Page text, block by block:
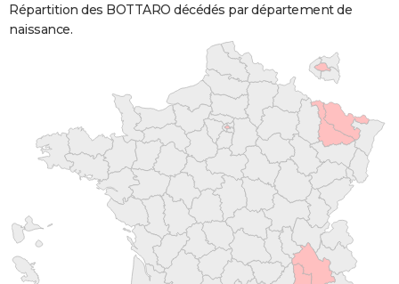
Répartition des BOTTARO décédés par département de
naissance.